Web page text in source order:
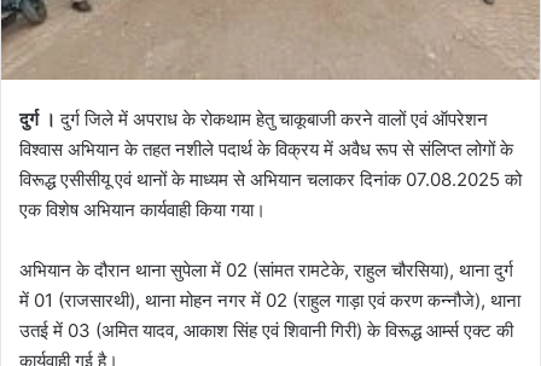
दुर्ग ।दुर्ग जिले में अपराध के रोकथाम हेतु चाकूबाजी करने वालों एवं ऑपरेशन
विश्वास अभियान के तहत नशीले पदार्थ के विक्रय में अवैध रूप से संलिप्त लोगों के
विरूद्ध एसीसीयू एवं थानों के माध्यम से अभियान चलाकर दिनांक 07.08.2025 को
एक विशेष अभियान कार्यवाही किया गया।
अभियान के दौरान थाना सुपेला में 02 (सांमत रामटेके, राहुल चौरसिया), थाना दुर्ग
में 01 (राजसारथी), थाना मोहन नगर में 02 (राहुल गाड़ा एवं करण कन्नौजे), थाना
उतई में 03 (अमित यादव, आकाश सिंह एवं शिवानी गिरी) के विरूद्ध आर्म्स एक्ट की
कार्यवाही गई है।